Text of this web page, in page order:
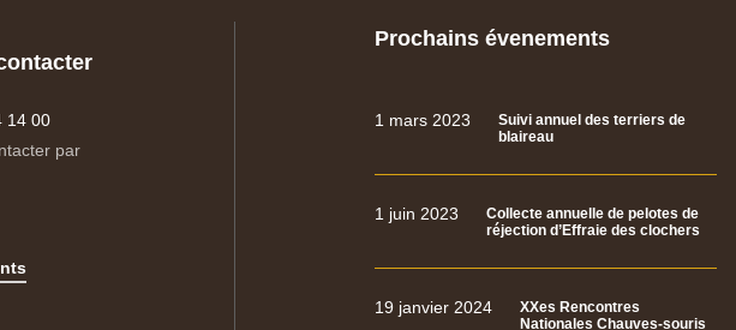
14 00
par
Prochains évenements
1 mars 2023
Suivi annuel des terriers de
blaireau
1 juin 2023
Collecte annuelle de pelotes de
réjection d’Effraie des clochers
19 janvier 2024
XXes Rencontres
Nationales Chauves-souris